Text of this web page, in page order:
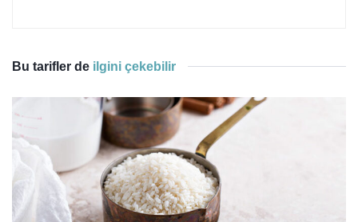
Bu tarifler de ilgini çekebilir